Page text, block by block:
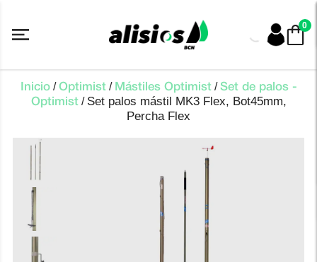
contenido
0
Inicio / Optimist / Mástiles Optimist / Set de palos -
Optimist / Set palos mástil MK3 Flex, Bot45mm,
Percha Flex